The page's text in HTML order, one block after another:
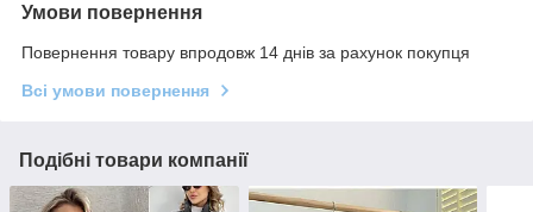
Умови повернення
Повернення товару впродовж 14 днів за рахунок покупця
Всі умови повернення
Подібні товари компанії